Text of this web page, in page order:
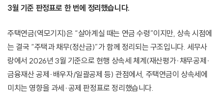
3월 기준 판정표로 한 번에 정리했습니다.
주택연금(역모기지)은 “살아계실 때는 연금 수령”이지만, 상속 시점에
는 결국 “주택과 채무(정산금)”가 함께 정리되는 구조입니다. 세무사
랑에서 2026년 3월 기준으로 현행 상속세 체계(재산평가·채무공제·
금융재산 공제·배우자/일괄공제 등) 관점에서, 주택연금이 상속세에
미치는 영향을 과세·공제 판정표로 정리했습니다.